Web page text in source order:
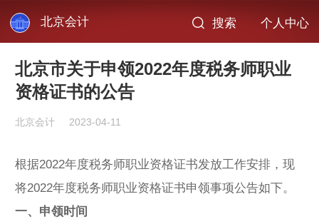
北京会计 搜索 个人中心
北京市关于申领2022年度税务师职业
资格证书的公告
北京会计 2023-04-11
根据2022年度税务师职业资格证书发放工作安排，现
将2022年度税务师职业资格证书申领事项公告如下。
一、申领时间